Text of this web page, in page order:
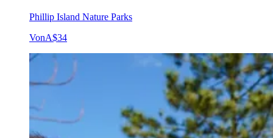
Phillip Island Nature Parks
VonA$34